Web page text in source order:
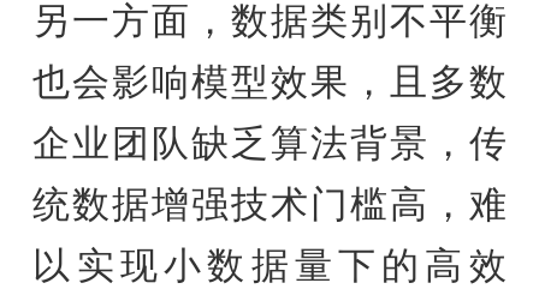
另一方面，数据类别不平衡
也会影响模型效果，且多数
企业团队缺乏算法背景，传
统数据增强技术门槛高，难
以实现小数据量下的高效